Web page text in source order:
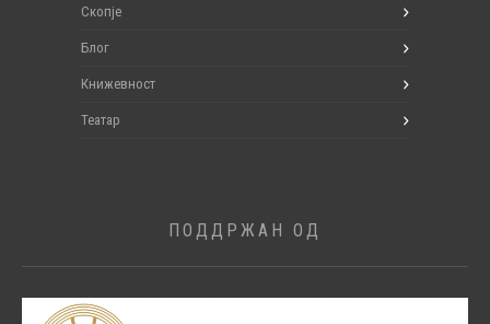
Скопје
Блог
Книжевност
Театар
ПОДДРЖАН ОД